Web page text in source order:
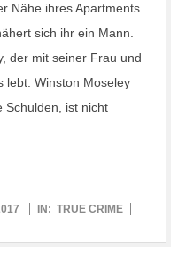
Nähe ihres Apartments
sich ihr ein Mann.
der mit seiner Frau und
lebt. Winston Moseley
Schulden, ist nicht
IN: TRUE CRIME